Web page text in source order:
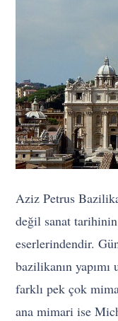
Aziz Petrus
değil sanat
eserlerindendir.
bazilikanın
farklı pek çok
ana mimari ise